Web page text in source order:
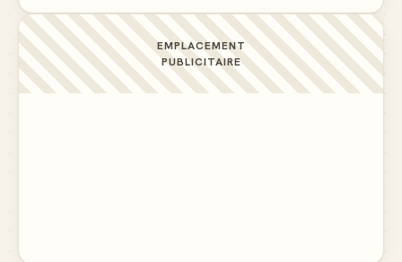
EMPLACEMENT
PUBLICITAIRE